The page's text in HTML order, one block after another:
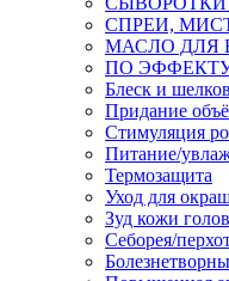
СПРЕИ,
МАСЛО ДЛЯ
ПО
Блеск и
Придание
Стимуляция
Питание/
Термозащита
Уход для
Зуд кожи
Себорея/